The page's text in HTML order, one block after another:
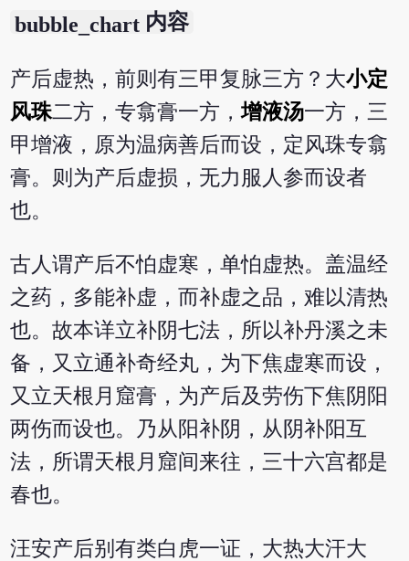
bubble_chart 内容
产后虚热，前则有三甲复脉三方？大小定
风珠二方，专翕膏一方，增液汤一方，三
甲增液，原为温病善后而设，定风珠专翕
膏。则为产后虚损，无力服人参而设者
也。
古人谓产后不怕虚寒，单怕虚热。盖温经
之药，多能补虚，而补虚之品，难以清热
也。故本详立补阴七法，所以补丹溪之未
备，又立通补奇经丸，为下焦虚寒而设，
又立天根月窟膏，为产后及劳伤下焦阴阳
两伤而设也。乃从阳补阴，从阴补阳互
法，所谓天根月窟间来往，三十六宫都是
春也。
汪安产后别有类白虎一证，大热大汗大